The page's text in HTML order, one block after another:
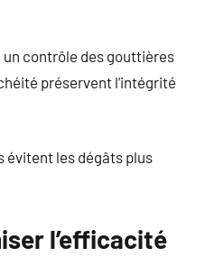
un contrôle des gouttières
préservent l’intégrité
évitent les dégâts plus
l’efficacité